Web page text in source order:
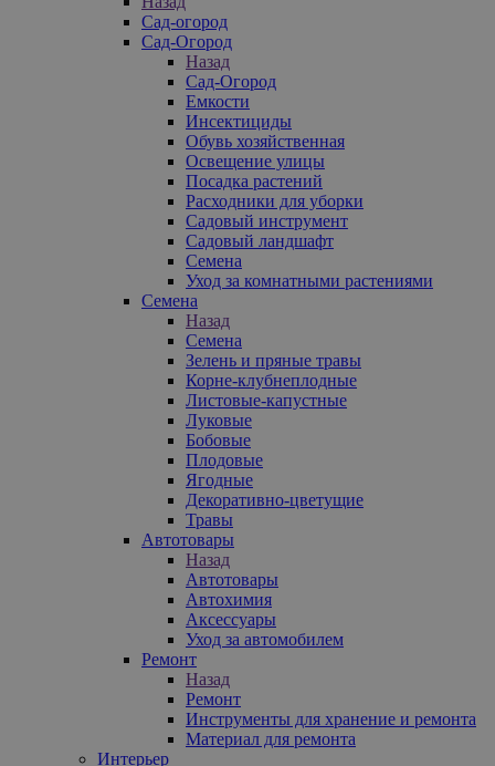
Сад-огород
Сад-Огород
Назад
Сад-Огород
Емкости
Инсектициды
Обувь хозяйственная
Освещение улицы
Посадка растений
Расходники для уборки
Садовый инструмент
Садовый ландшафт
Семена
Уход за комнатными растениями
Семена
Назад
Семена
Зелень и пряные травы
Корне-клубнеплодные
Листовые-капустные
Луковые
Бобовые
Плодовые
Ягодные
Декоративно-цветущие
Травы
Автотовары
Назад
Автотовары
Автохимия
Аксессуары
Уход за автомобилем
Ремонт
Назад
Ремонт
Инструменты для хранение и ремонта
Материал для ремонта
Интерьер